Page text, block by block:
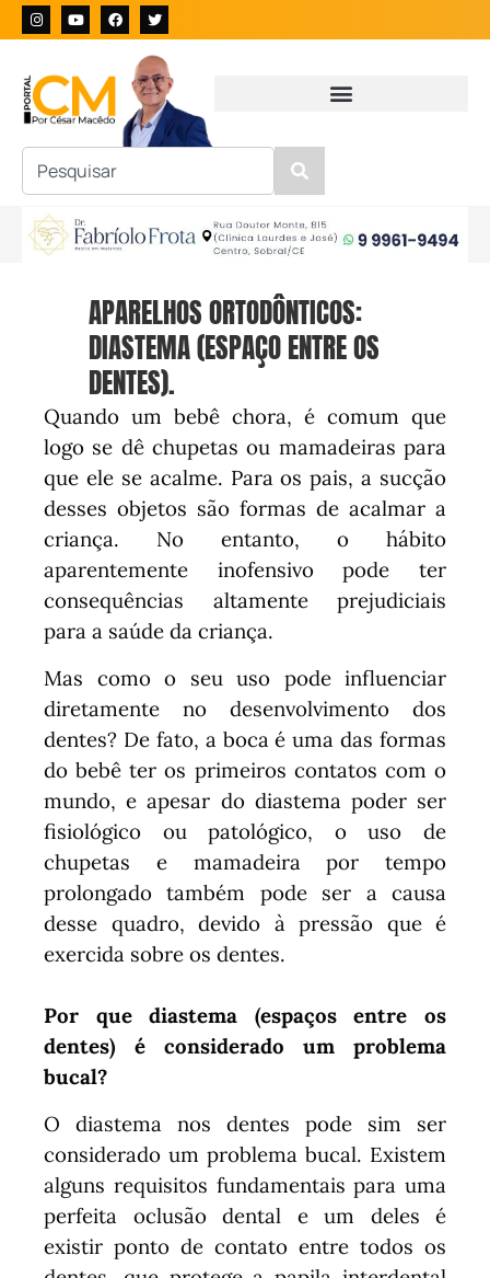
APARELHOS ORTODÔNTICOS:
DIASTEMA (ESPAÇO ENTRE OS
DENTES).
Quando um bebê chora, é comum que
logo se dê chupetas ou mamadeiras para
que ele se acalme. Para os pais, a sucção
desses objetos são formas de acalmar a
criança. No entanto, o hábito
aparentemente inofensivo pode ter
consequências altamente prejudiciais
para a saúde da criança.
Mas como o seu uso pode influenciar
diretamente no desenvolvimento dos
dentes? De fato, a boca é uma das formas
do bebê ter os primeiros contatos com o
mundo, e apesar do diastema poder ser
fisiológico ou patológico, o uso de
chupetas e mamadeira por tempo
prolongado também pode ser a causa
desse quadro, devido à pressão que é
exercida sobre os dentes.
Por que diastema (espaços entre os
dentes) é considerado um problema
bucal?
O diastema nos dentes pode sim ser
considerado um problema bucal. Existem
alguns requisitos fundamentais para uma
perfeita oclusão dental e um deles é
existir ponto de contato entre todos os